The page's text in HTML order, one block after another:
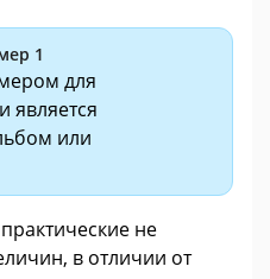
1
для
является
или
не
в отличии от